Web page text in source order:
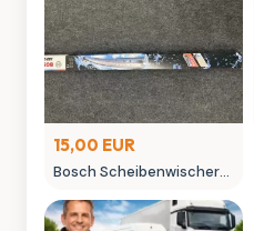
15,00 EUR
Bosch Scheibenwischer
ungeöffnet